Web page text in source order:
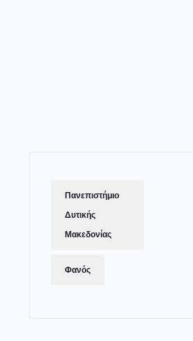
Πανεπιστήμιο
Δυτικής
Μακεδονίας
Φανός